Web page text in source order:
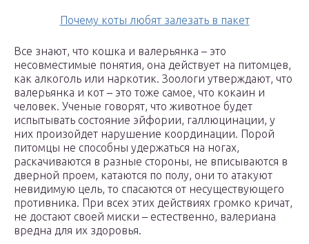
Почему коты любят залезать в пакет
Все знают, что кошка и валерьянка – это
несовместимые понятия, она действует на питомцев,
как алкоголь или наркотик. Зоологи утверждают, что
валерьянка и кот – это тоже самое, что кокаин и
человек. Ученые говорят, что животное будет
испытывать состояние эйфории, галлюцинации, у
них произойдет нарушение координации. Порой
питомцы не способны удержаться на ногах,
раскачиваются в разные стороны, не вписываются в
дверной проем, катаются по полу, они то атакуют
невидимую цель, то спасаются от несуществующего
противника. При всех этих действиях громко кричат,
не достают своей миски – естественно, валериана
вредна для их здоровья.